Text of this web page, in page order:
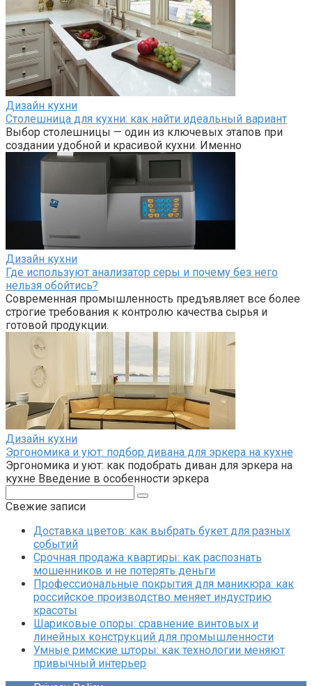
Дизайн кухни
Столешница для кухни: как найти идеальный вариант
Выбор столешницы — один из ключевых этапов при
создании удобной и красивой кухни. Именно
Дизайн кухни
Где используют анализатор серы и почему без него
нельзя обойтись?
Современная промышленность предъявляет все более
строгие требования к контролю качества сырья и
готовой продукции.
Дизайн кухни
Эргономика и уют: подбор дивана для эркера на кухне
Эргономика и уют: как подобрать диван для эркера на
кухне Введение в особенности эркера
Свежие записи
Доставка цветов: как выбрать букет для разных
событий
Срочная продажа квартиры: как распознать
мошенников и не потерять деньги
Профессиональные покрытия для маникюра: как
российское производство меняет индустрию
красоты
Шариковые опоры: сравнение винтовых и
линейных конструкций для промышленности
Умные римские шторы: как технологии меняют
привычный интерьер